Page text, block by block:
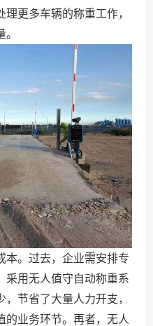
更多车辆的称重工作，
本。过去，企业需安排专
采用无人值守自动称重系
节省了大量人力开支，
的业务环节。再者，无人